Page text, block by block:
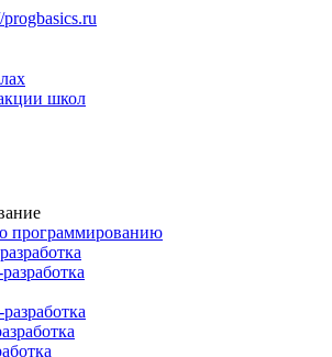
школ
программированию